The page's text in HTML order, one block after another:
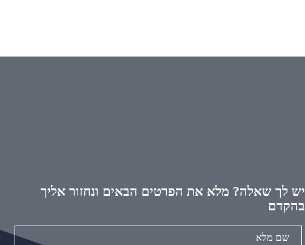
יש לך שאלה? מלא את הפרטים הבאים ונחזור אליך
בהקדם